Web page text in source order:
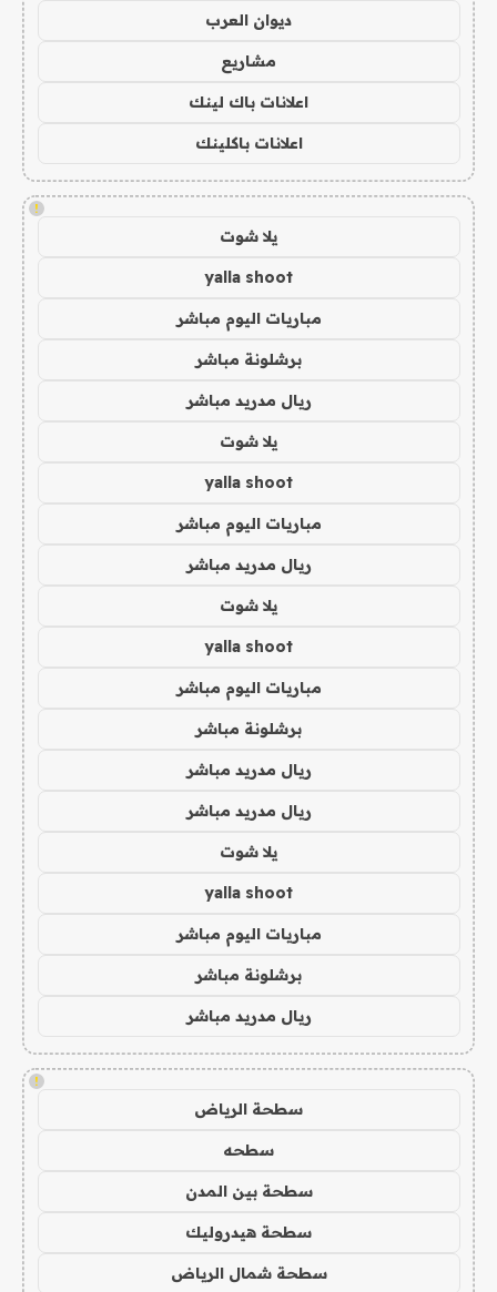
ديوان العرب
مشاريع
اعلانات باك لينك
اعلانات باكلينك
!
يلا شوت
yalla shoot
مباريات اليوم مباشر
برشلونة مباشر
ريال مدريد مباشر
يلا شوت
yalla shoot
مباريات اليوم مباشر
ريال مدريد مباشر
يلا شوت
yalla shoot
مباريات اليوم مباشر
برشلونة مباشر
ريال مدريد مباشر
ريال مدريد مباشر
يلا شوت
yalla shoot
مباريات اليوم مباشر
برشلونة مباشر
ريال مدريد مباشر
!
سطحة الرياض
سطحه
سطحة بين المدن
سطحة هيدروليك
سطحة شمال الرياض